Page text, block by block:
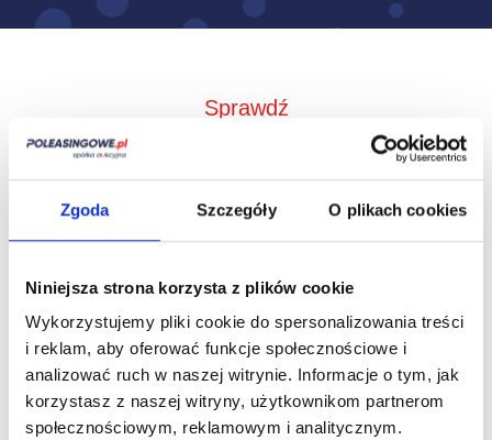
Zgoda Szczegóły O plikach cookies
Niniejsza strona korzysta z plików cookie
Wykorzystujemy pliki cookie do spersonalizowania treści
i reklam, aby oferować funkcje społecznościowe i
analizować ruch w naszej witrynie. Informacje o tym, jak
korzystasz z naszej witryny, użytkownikom partnerom
społecznościowym, reklamowym i analitycznym.
Sprawdź
Jak to działa?
Zbieramy od Przedstawimy Ci